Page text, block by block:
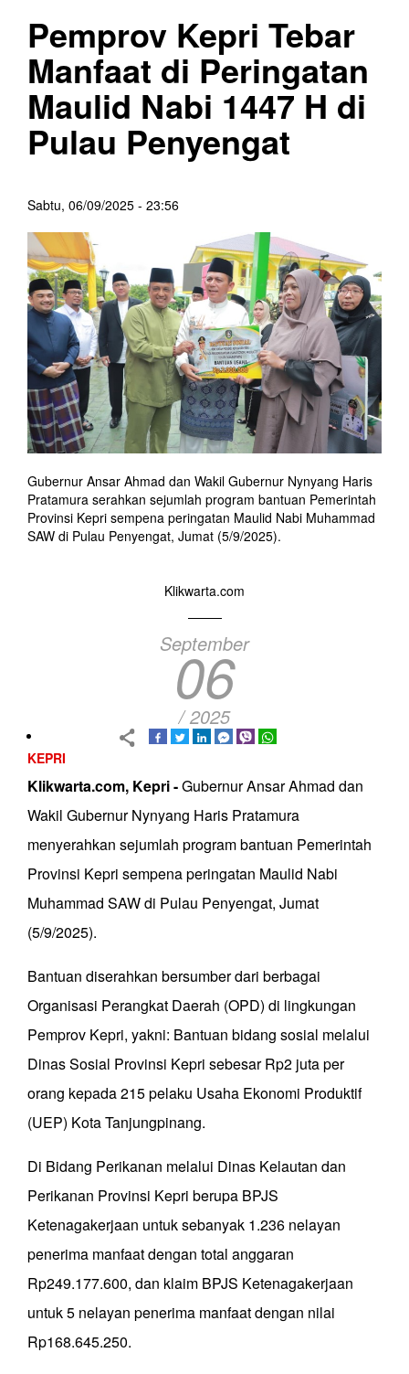
Pemprov Kepri Tebar
Manfaat di Peringatan
Maulid Nabi 1447 H di
Pulau Penyengat
Sabtu, 06/09/2025 - 23:56
Gubernur Ansar Ahmad dan Wakil Gubernur Nynyang Haris
Pratamura serahkan sejumlah program bantuan Pemerintah
Provinsi Kepri sempena peringatan Maulid Nabi Muhammad
SAW di Pulau Penyengat, Jumat (5/9/2025).
Klikwarta.com
September
06
/ 2025
KEPRI
Klikwarta.com, Kepri -Gubernur Ansar Ahmad dan
Wakil Gubernur Nynyang Haris Pratamura
menyerahkan sejumlah program bantuan Pemerintah
Provinsi Kepri sempena peringatan Maulid Nabi
Muhammad SAW di Pulau Penyengat, Jumat
(5/9/2025).
Bantuan diserahkan bersumber dari berbagai
Organisasi Perangkat Daerah (OPD) di lingkungan
Pemprov Kepri, yakni: Bantuan bidang sosial melalui
Dinas Sosial Provinsi Kepri sebesar Rp2 juta per
orang kepada 215 pelaku Usaha Ekonomi Produktif
(UEP) Kota Tanjungpinang.
Di Bidang Perikanan melalui Dinas Kelautan dan
Perikanan Provinsi Kepri berupa BPJS
Ketenagakerjaan untuk sebanyak 1.236 nelayan
penerima manfaat dengan total anggaran
Rp249.177.600, dan klaim BPJS Ketenagakerjaan
untuk 5 nelayan penerima manfaat dengan nilai
Rp168.645.250.